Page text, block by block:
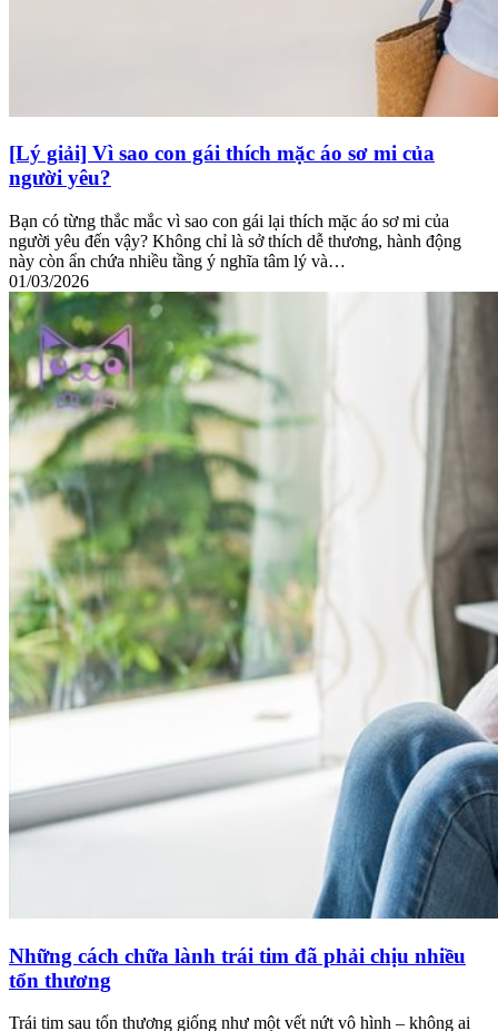
[Lý giải] Vì sao con gái thích mặc áo sơ mi của
người yêu?
Bạn có từng thắc mắc vì sao con gái lại thích mặc áo sơ mi của
người yêu đến vậy? Không chỉ là sở thích dễ thương, hành động
này còn ẩn chứa nhiều tầng ý nghĩa tâm lý và…
01/03/2026
Những cách chữa lành trái tim đã phải chịu nhiều
tổn thương
Trái tim sau tổn thương giống như một vết nứt vô hình – không ai